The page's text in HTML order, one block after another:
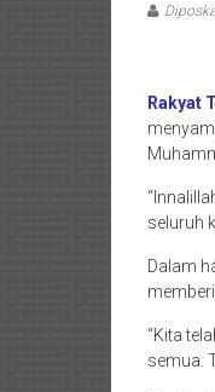
Rakyat
seluruh
Dalam
“Kita
semua.